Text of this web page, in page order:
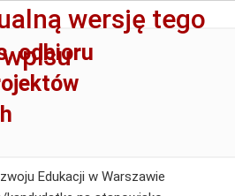
wersję tego
wpisu
odbioru
Edukacji w Warszawie